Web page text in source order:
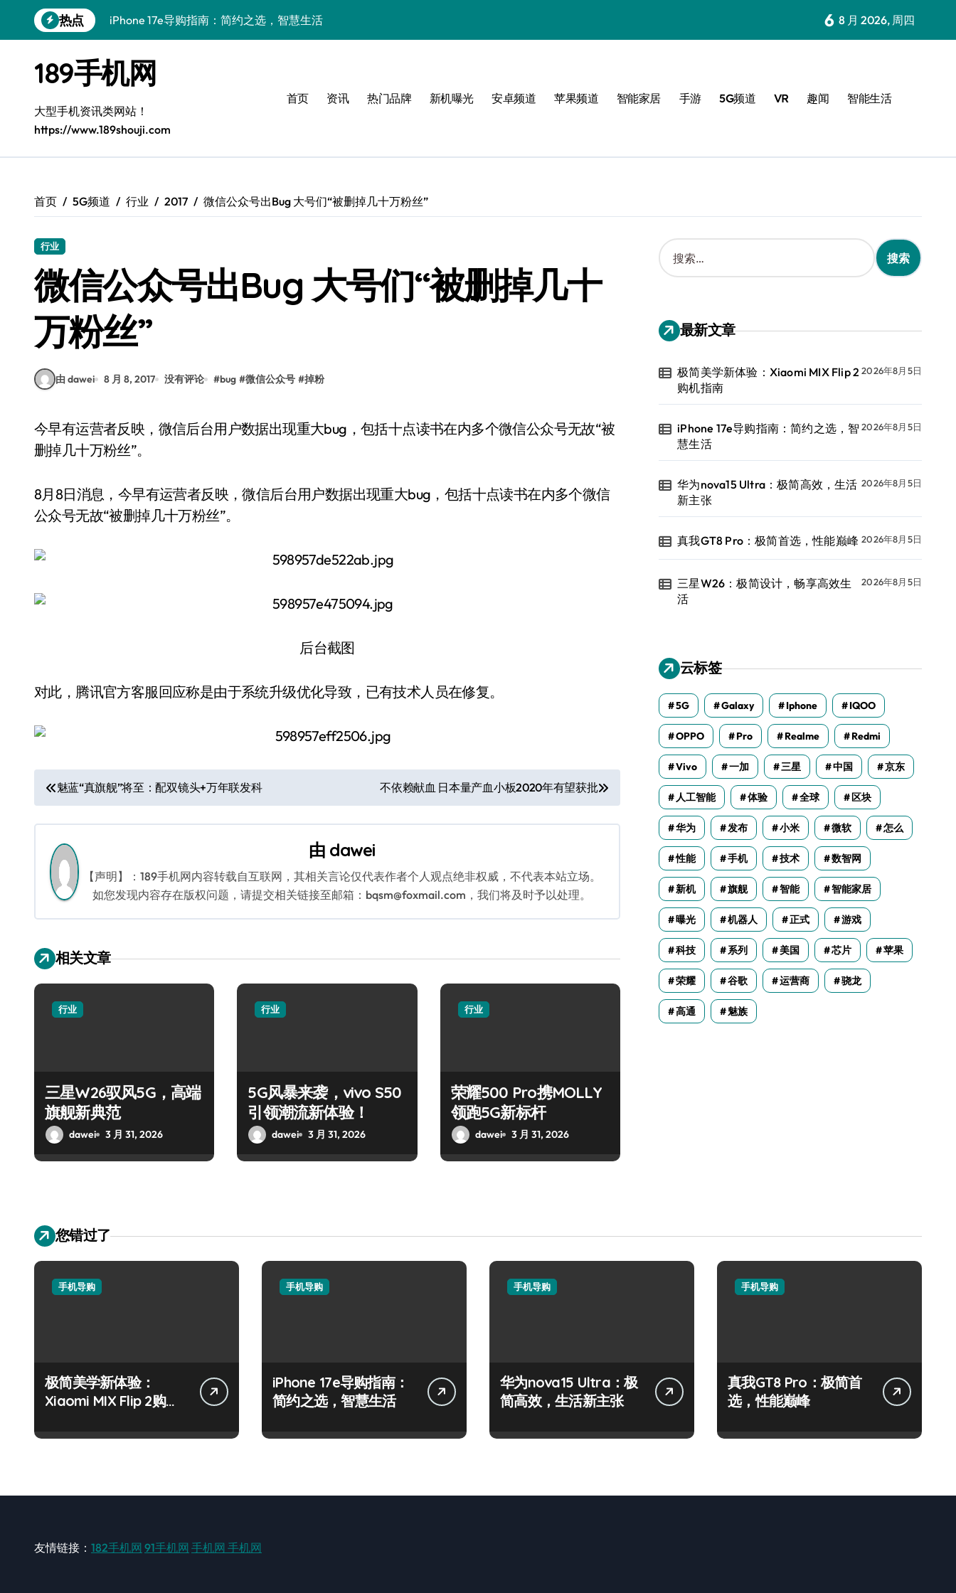
到
热点
iPhone 17e导购指南：简约之选，智慧生活
真我GT8 Pro：极简首选，性能巅峰
三星W26：极简设计，畅享高效生活
极简新宠三星W26，尊享生活从此开启
极简之选：三星S26，高效生活新起点
iQOO Z11 Turbo：轻旗舰，性能控的极简之选
极简美学新体验：Xiaomi MIX Flip 2购机指南
6 8 月 2026, 周四
189手机网
大型手机资讯类网站！
https://www.189shouji.com
首页 资讯 热门品牌 新机曝光 安卓频道 苹果频道 智能家居 手游 5G频道 VR 趣闻 智能生活
首页 5G频道 行业 2017 微信公众号出Bug 大号们“被删掉几十万粉丝”
行业
微信公众号出Bug 大号们“被删掉几十
万粉丝”
由 dawei 8 月 8, 2017 没有评论 #bug #微信公众号 #掉粉
今早有运营者反映，微信后台用户数据出现重大bug，包括十点读书在内多个微信公众号无故“被
删掉几十万粉丝”。
8月8日消息，今早有运营者反映，微信后台用户数据出现重大bug，包括十点读书在内多个微信
公众号无故“被删掉几十万粉丝”。
后台截图
对此，腾讯官方客服回应称是由于系统升级优化导致，已有技术人员在修复。
文
章
导
航
魅蓝“真旗舰”将至：配双镜头+万年联发科 不依赖献血 日本量产血小板2020年有望获批
由 dawei
【声明】：189手机网内容转载自互联网，其相关言论仅代表作者个人观点绝非权威，不代表本站立场。
如您发现内容存在版权问题，请提交相关链接至邮箱：bqsm@foxmail.com，我们将及时予以处理。
相关文章
行业
三星W26驭风5G，高端
旗舰新典范
dawei 3 月 31, 2026
行业
5G风暴来袭，vivo S50
引领潮流新体验！
dawei 3 月 31, 2026
行业
荣耀500 Pro携MOLLY
领跑5G新标杆
dawei 3 月 31, 2026
搜
索
：
最新文章
极简美学新体验：Xiaomi MIX Flip 2
购机指南
2026年8月5日
iPhone 17e导购指南：简约之选，智
慧生活
2026年8月5日
华为nova15 Ultra：极简高效，生活
新主张
2026年8月5日
真我GT8 Pro：极简首选，性能巅峰 2026年8月5日
三星W26：极简设计，畅享高效生
活
2026年8月5日
云标签
5G Galaxy Iphone IQOO
OPPO Pro Realme Redmi
Vivo 一加 三星 中国 京东
人工智能 体验 全球 区块
华为 发布 小米 微软 怎么
性能 手机 技术 数智网
新机 旗舰 智能 智能家居
曝光 机器人 正式 游戏
科技 系列 美国 芯片 苹果
荣耀 谷歌 运营商 骁龙
高通 魅族
您错过了
手机导购
极简美学新体验：
Xiaomi MIX Flip 2购机
手机导购
iPhone 17e导购指南：
简约之选，智慧生活
手机导购
华为nova15 Ultra：极
简高效，生活新主张
手机导购
真我GT8 Pro：极简首
选，性能巅峰
友情链接： 182手机网 91手机网 手机网 手机网